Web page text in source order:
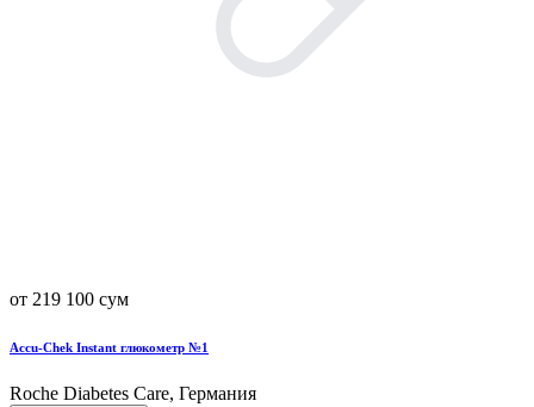
от 219 100 сум
Accu-Chek Instant глюкометр №1
Roche Diabetes Care, Германия